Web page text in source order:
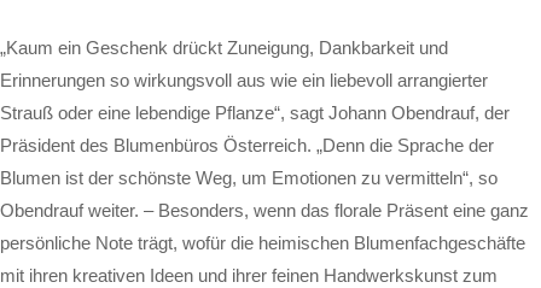
„Kaum ein Geschenk drückt Zuneigung, Dankbarkeit und
Erinnerungen so wirkungsvoll aus wie ein liebevoll arrangierter
Strauß oder eine lebendige Pflanze“, sagt Johann Obendrauf, der
Präsident des Blumenbüros Österreich. „Denn die Sprache der
Blumen ist der schönste Weg, um Emotionen zu vermitteln“, so
Obendrauf weiter. – Besonders, wenn das florale Präsent eine ganz
persönliche Note trägt, wofür die heimischen Blumenfachgeschäfte
mit ihren kreativen Ideen und ihrer feinen Handwerkskunst zum